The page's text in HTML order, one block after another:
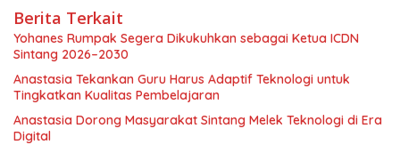
Berita Terkait
Yohanes Rumpak Segera Dikukuhkan sebagai Ketua ICDN
Sintang 2026–2030
Anastasia Tekankan Guru Harus Adaptif Teknologi untuk
Tingkatkan Kualitas Pembelajaran
Anastasia Dorong Masyarakat Sintang Melek Teknologi di Era
Digital